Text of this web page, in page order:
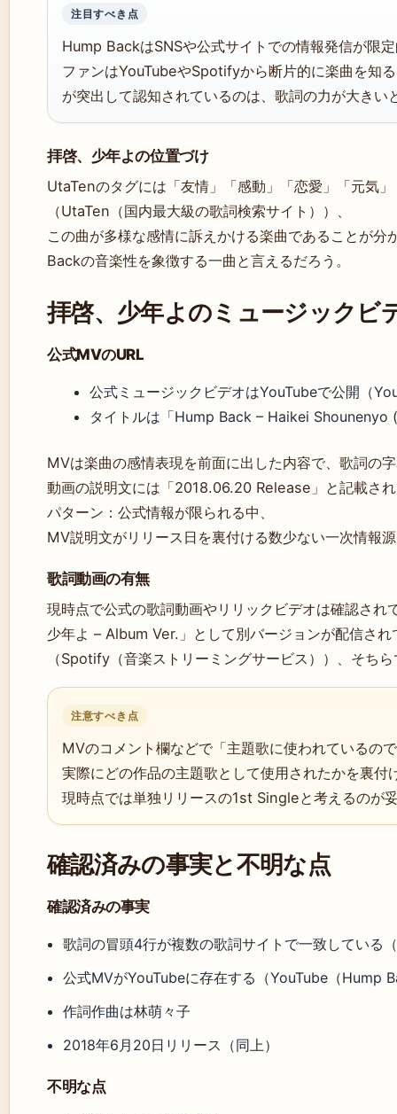
注目すべき点
Hump BackはSNSや公式サイトでの情報発信が限
ファンはYouTubeやSpotifyから断片的に楽曲を知
が突出して認知されているのは、歌詞の力が大きい
拝啓、少年よの位置づけ
UtaTenのタグには「友情」「感動」「恋愛」「元気
（UtaTen（国内最大級の歌詞検索サイト））、
この曲が多様な感情に訴えかける楽曲であることが分
Backの音楽性を象徴する一曲と言えるだろう。
拝啓、少年よのミュージックビ
公式MVのURL
公式ミュージックビデオはYouTubeで公開（
タイトルは「Hump Back – Haikei
MVは楽曲の感情表現を前面に出した内容で、歌詞の
動画の説明文には「2018.06.20 Release」と記載さ
パターン：公式情報が限られる中、
MV説明文がリリース日を裏付ける数少ない一次情報
歌詞動画の有無
現時点で公式の歌詞動画やリリックビデオは確認さ
少年よ – Album Ver.」として別バージョンが配信され
（Spotify（音楽ストリーミングサービス））、そち
注意すべき点
MVのコメント欄などで「主題歌に使われているの
実際にどの作品の主題歌として使用されたかを裏付
現時点では単独リリースの1st Singleと考えるのが
確認済みの事実と不明な点
確認済みの事実
歌詞の冒頭4行が複数の歌詞サイトで一致している
公式MVがYouTubeに存在する（YouTube（Hump
作詞作曲は林萌々子
2018年6月20日リリース（同上）
不明な点